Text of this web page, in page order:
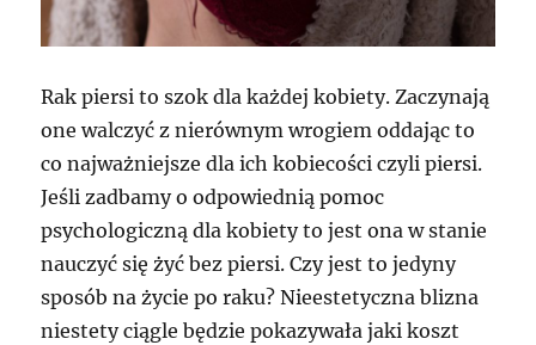
Rak piersi to szok dla każdej kobiety. Zaczynają
one walczyć z nierównym wrogiem oddając to
co najważniejsze dla ich kobiecości czyli piersi.
Jeśli zadbamy o odpowiednią pomoc
psychologiczną dla kobiety to jest ona w stanie
nauczyć się żyć bez piersi. Czy jest to jedyny
sposób na życie po raku? Nieestetyczna blizna
niestety ciągle będzie pokazywała jaki koszt